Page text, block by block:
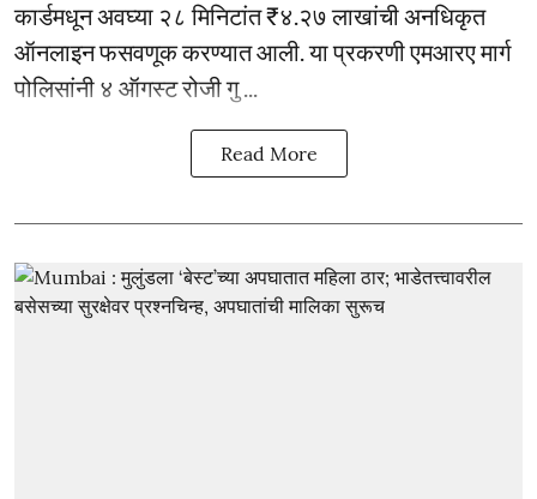
कार्डमधून अवघ्या २८ मिनिटांत ₹४.२७ लाखांची अनधिकृत
ऑनलाइन फसवणूक करण्यात आली. या प्रकरणी एमआरए मार्ग
पोलिसांनी ४ ऑगस्ट रोजी गु ...
Read More